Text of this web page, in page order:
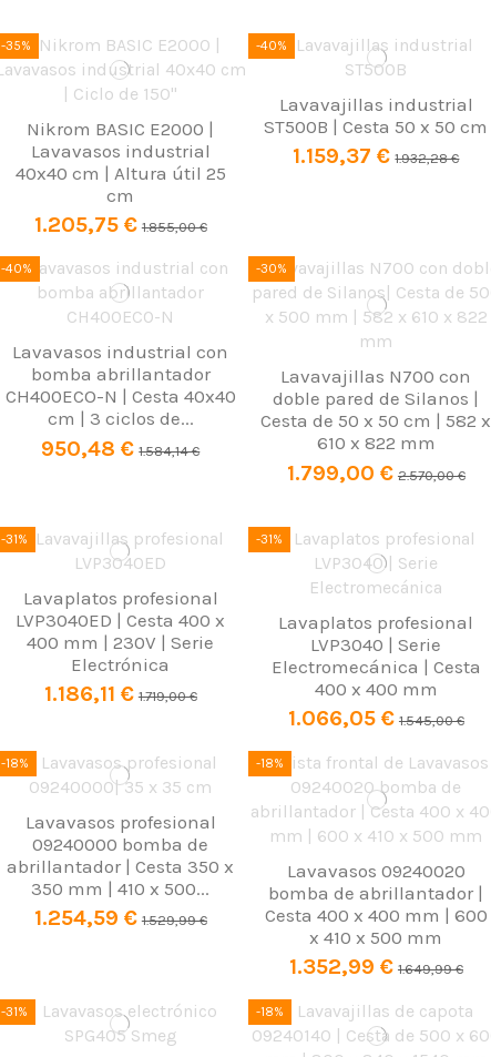
-35%
Nikrom BASIC E2000 |
Lavavasos industrial
40x40 cm | Altura útil 25
cm
1.205,75 € 1.855,00 €
-40%
Lavavajillas industrial
ST500B | Cesta 50 x 50 cm
1.159,37 € 1.932,28 €
-40%
Lavavasos industrial con
bomba abrillantador
CH400ECO-N | Cesta 40x40
cm | 3 ciclos de...
950,48 € 1.584,14 €
-30%
Lavavajillas N700 con
doble pared de Silanos |
Cesta de 50 x 50 cm | 582 x
610 x 822 mm
1.799,00 € 2.570,00 €
-31%
Lavaplatos profesional
LVP3040ED | Cesta 400 x
400 mm | 230V | Serie
Electrónica
1.186,11 € 1.719,00 €
-31%
Lavaplatos profesional
LVP3040 | Serie
Electromecánica | Cesta
400 x 400 mm
1.066,05 € 1.545,00 €
-18%
Lavavasos profesional
09240000 bomba de
abrillantador | Cesta 350 x
350 mm | 410 x 500...
1.254,59 € 1.529,99 €
-18%
Lavavasos 09240020
bomba de abrillantador |
Cesta 400 x 400 mm | 600
x 410 x 500 mm
1.352,99 € 1.649,99 €
-31% -18%